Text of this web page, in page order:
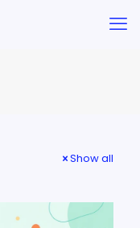
Show all